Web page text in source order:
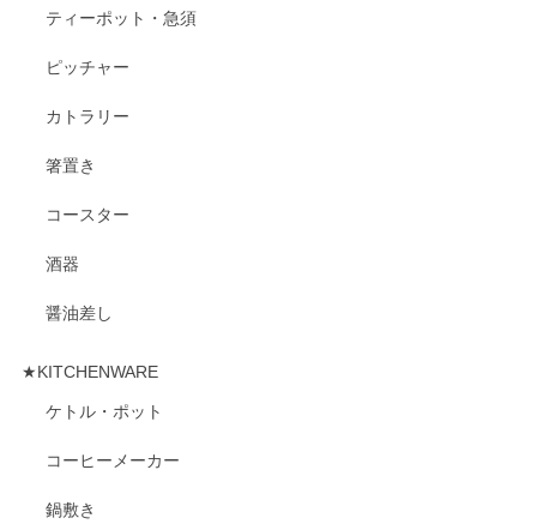
ティーポット・急須
ピッチャー
カトラリー
箸置き
コースター
酒器
醤油差し
★KITCHENWARE
ケトル・ポット
コーヒーメーカー
鍋敷き